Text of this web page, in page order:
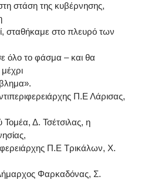
στάση της κυβέρνησης,
σταθήκαμε στο πλευρό των
όλο το φάσμα – και θα
Π.Ε Λάρισας,
Τομέα, Δ. Τσέτσιλας, η
Π.Ε Τρικάλων, Χ.
Φαρκαδόνας, Σ.